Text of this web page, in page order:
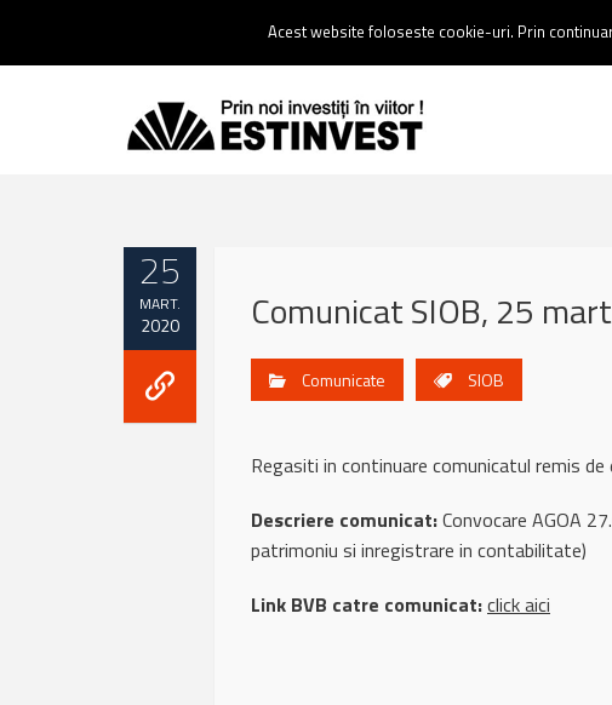
0237 238 900 |Email :contact@estinvest.ro
25
MART.
2020 Comunicat SIOB, 25
Comunicate SIOB
Regasiti in continuare comunicatul remis
Descriere comunicat:Convocare AGOA
patrimoniu si inregistrare in contabilitate)
Link BVB catre comunicat:click aici
Acest website foloseste cookie-uri. Prin